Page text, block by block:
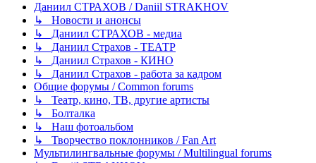
Даниил СТРАХОВ / Daniil STRAKHOV
↳ Новости и анонсы
↳ Даниил СТРАХОВ - медиа
↳ Даниил Страхов - ТЕАТР
↳ Даниил Страхов - КИНО
↳ Даниил Страхов - работа за кадром
Общие форумы / Common forums
↳ Театр, кино, ТВ, другие артисты
↳ Болталка
↳ Наш фотоальбом
↳ Творчество поклонников / Fan Art
Мультилингвальные форумы / Multilingual forums